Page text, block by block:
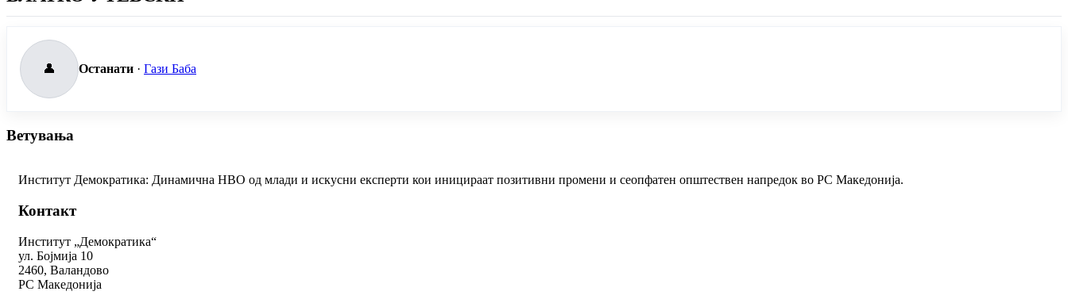
👤 Останати · Гази Баба
Ветувања
Институт Демократика: Динамична НВО од млади и искусни експерти кои иницираат позитивни промени и сеопфатен општествен напредок во РС Македонија.
Контакт
Институт „Демократика“
ул. Бојмија 10
2460, Валандово
РС Македонија